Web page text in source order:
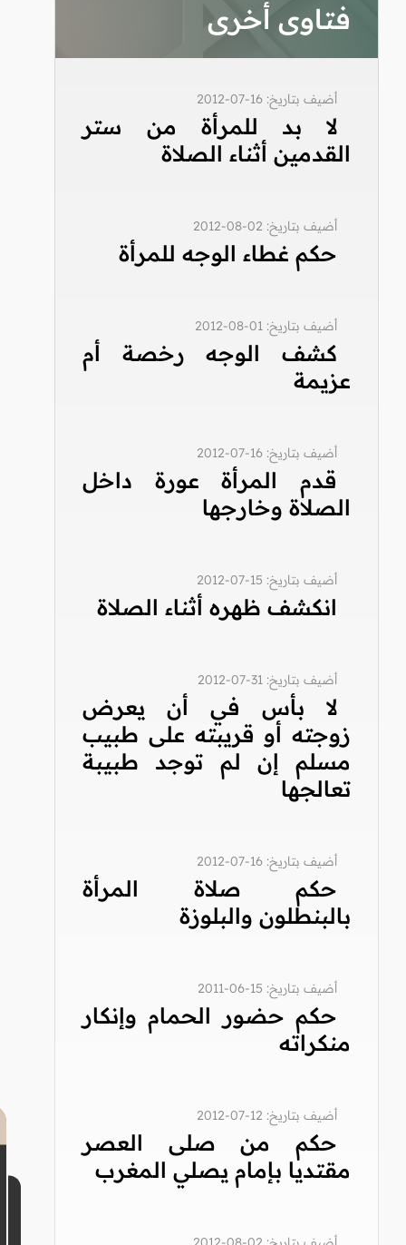
فتاوى أخرى
أضيف بتاريخ: 16-07-2012
لا بد للمرأة من ستر
القدمين أثناء الصلاة
أضيف بتاريخ: 02-08-2012
حكم غطاء الوجه للمرأة
أضيف بتاريخ: 01-08-2012
كشف الوجه رخصة أم
عزيمة
أضيف بتاريخ: 16-07-2012
قدم المرأة عورة داخل
الصلاة وخارجها
أضيف بتاريخ: 15-07-2012
انكشف ظهره أثناء الصلاة
أضيف بتاريخ: 31-07-2012
لا بأس في أن يعرض
زوجته أو قريبته على طبيب
مسلم إن لم توجد طبيبة
تعالجها
أضيف بتاريخ: 16-07-2012
حكم صلاة المرأة
بالبنطلون والبلوزة
أضيف بتاريخ: 15-06-2011
حكم حضور الحمام وإنكار
منكراته
أضيف بتاريخ: 12-07-2012
حكم من صلى العصر
مقتديا بإمام يصلي المغرب